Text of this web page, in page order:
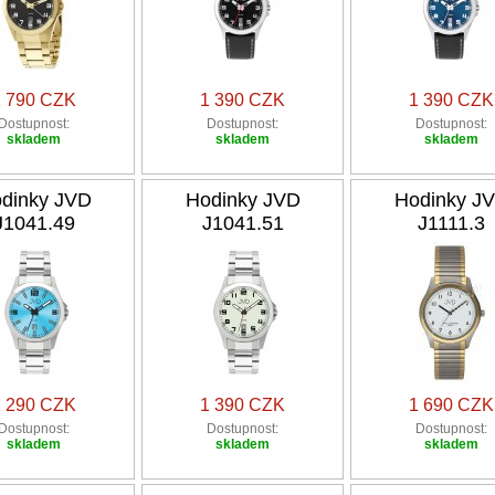
790 CZK
skladem
1 390 CZK
Dostupnost:
skladem
1 390 CZK
Dostupnost:
skladem
JVD
290 CZK
skladem
Hodinky JVD
J1041.51
1 390 CZK
Dostupnost:
skladem
Hodinky
J1111.3
1 690 CZK
Dostupnost:
skladem